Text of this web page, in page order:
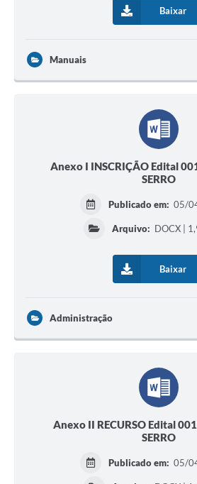
Baixar
Manuais
Anexo I INSCRIÇÃO Edital
SERRO
Publicado em: 05/
Arquivo: DOCX |
Baixar
Administração
Anexo II RECURSO Edital
SERRO
Publicado em: 05/